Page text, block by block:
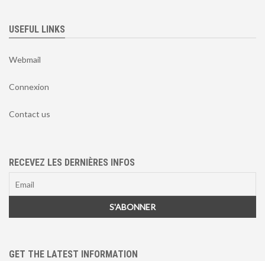
USEFUL LINKS
Webmail
Connexion
Contact us
RECEVEZ LES DERNIÈRES INFOS
GET THE LATEST INFORMATION